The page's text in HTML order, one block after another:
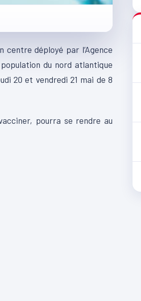
déployé par l’Agence
du nord atlantique
20 et vendredi 21 mai de 8
pourra se rendre au